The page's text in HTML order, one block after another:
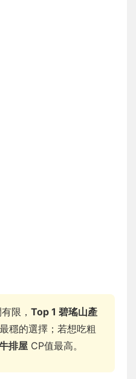
限， Top 1 碧瑤山產
穩的選擇；若想吃粗
排屋 CP值最高。